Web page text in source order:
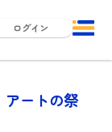
ログイン
アートの祭